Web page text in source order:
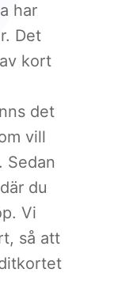
har
Det
kort
det
vill
Sedan
du
Vi
så att